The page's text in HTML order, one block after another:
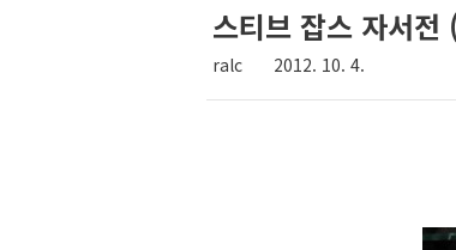
스티브 잡스 자서전
ralc 2012. 10. 4.